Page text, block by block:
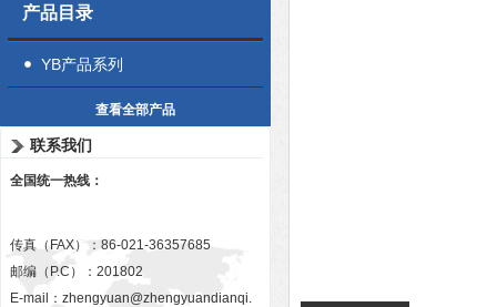
产品目录
YB产品系列
查看全部产品
联系我们
全国统一热线：
传真（FAX）：86-021-36357685
邮编（P.C）：201802
E-mail： zhengyuan@zhengyuandianqi.